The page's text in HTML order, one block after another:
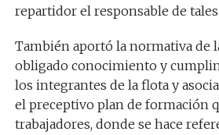
repartidor el responsable de
También aportó la normativa de
obligado conocimiento y
los integrantes de la flota y
el preceptivo plan de formación
trabajadores, donde se hace